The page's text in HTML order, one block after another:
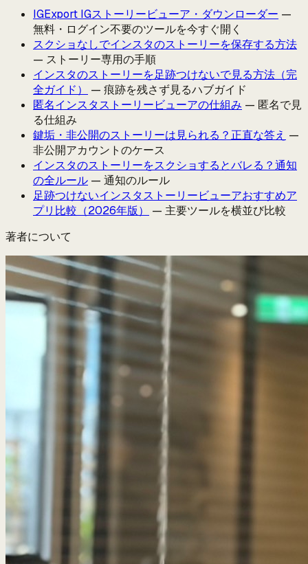
IGExport IGストーリービューア・ダウンローダー —
無料・ログイン不要のツールを今すぐ開く
スクショなしでインスタのストーリーを保存する方法
— ストーリー専用の手順
インスタのストーリーを足跡つけないで見る方法（完
全ガイド）
— 痕跡を残さず見るハブガイド
匿名インスタストーリービューアの仕組み — 匿名で見
る仕組み
鍵垢・非公開のストーリーは見られる？正直な答え —
非公開アカウントのケース
インスタのストーリーをスクショするとバレる？通知
の全ルール — 通知のルール
足跡つけないインスタストーリービューアおすすめア
プリ比較（2026年版）
— 主要ツールを横並び比較
著者について